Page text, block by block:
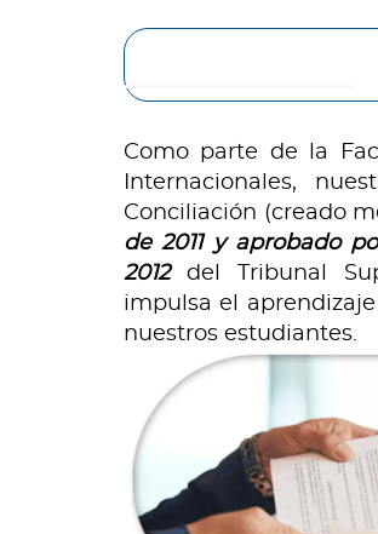
Como parte de la
Internacionales,
Conciliación (creado
de 2011 y aprobado
2012del Tribunal
impulsa el
nuestros estudiantes.